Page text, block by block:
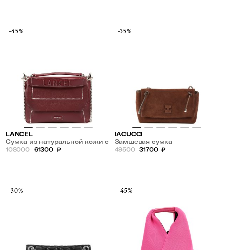
-45%
LANCEL
Сумка из натуральной кожи с
плечевым ремнем-цепочкой
108000 61300 ₽
-35%
IACUCCI
Замшевая сумка
49500 31700 ₽
-30% -45%